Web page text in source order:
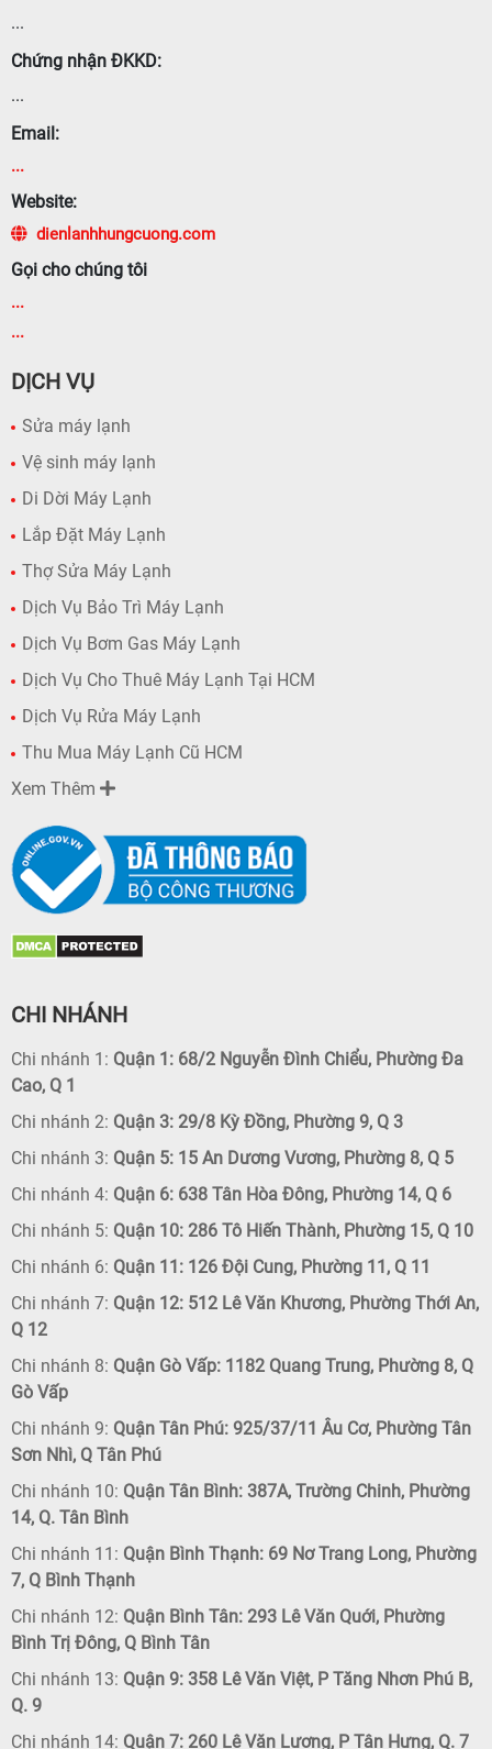
...
Chứng nhận ĐKKD:
...
Email:
...
Website:
dienlanhhungcuong.com
Gọi cho chúng tôi
...
...
DỊCH VỤ
Sửa máy lạnh
Vệ sinh máy lạnh
Di Dời Máy Lạnh
Lắp Đặt Máy Lạnh
Thợ Sửa Máy Lạnh
Dịch Vụ Bảo Trì Máy Lạnh
Dịch Vụ Bơm Gas Máy Lạnh
Dịch Vụ Cho Thuê Máy Lạnh Tại HCM
Dịch Vụ Rửa Máy Lạnh
Thu Mua Máy Lạnh Cũ HCM
Xem Thêm
CHI NHÁNH
Chi nhánh 1: Quận 1: 68/2 Nguyễn Đình Chiểu, Phường Đa
Cao, Q 1
Chi nhánh 2: Quận 3: 29/8 Kỳ Đồng, Phường 9, Q 3
Chi nhánh 3: Quận 5: 15 An Dương Vương, Phường 8, Q 5
Chi nhánh 4: Quận 6: 638 Tân Hòa Đông, Phường 14, Q 6
Chi nhánh 5: Quận 10: 286 Tô Hiến Thành, Phường 15, Q 10
Chi nhánh 6: Quận 11: 126 Đội Cung, Phường 11, Q 11
Chi nhánh 7: Quận 12: 512 Lê Văn Khương, Phường Thới An,
Q 12
Chi nhánh 8: Quận Gò Vấp: 1182 Quang Trung, Phường 8, Q
Gò Vấp
Chi nhánh 9: Quận Tân Phú: 925/37/11 Âu Cơ, Phường Tân
Sơn Nhì, Q Tân Phú
Chi nhánh 10: Quận Tân Bình: 387A, Trường Chinh, Phường
14, Q. Tân Bình
Chi nhánh 11: Quận Bình Thạnh: 69 Nơ Trang Long, Phường
7, Q Bình Thạnh
Chi nhánh 12: Quận Bình Tân: 293 Lê Văn Quới, Phường
Bình Trị Đông, Q Bình Tân
Chi nhánh 13: Quận 9: 358 Lê Văn Việt, P Tăng Nhơn Phú B,
Q. 9
Chi nhánh 14: Quận 7: 260 Lê Văn Lương, P Tân Hưng, Q. 7